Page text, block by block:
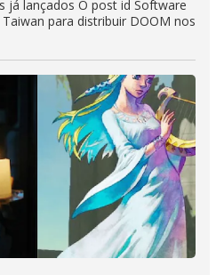
já lançados O post id Software
para distribuir DOOM nos